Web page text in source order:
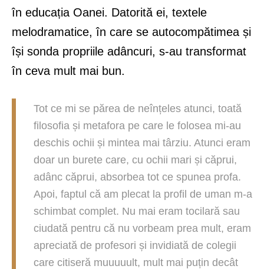
în educația Oanei. Datorită ei, textele
melodramatice, în care se autocompătimea și
își sonda propriile adâncuri, s-au transformat
în ceva mult mai bun.
Tot ce mi se părea de neînțeles atunci, toată
filosofia și metafora pe care le folosea mi-au
deschis ochii și mintea mai târziu. Atunci eram
doar un burete care, cu ochii mari și căprui,
adânc căprui, absorbea tot ce spunea profa.
Apoi, faptul că am plecat la profil de uman m-a
schimbat complet. Nu mai eram tocilară sau
ciudată pentru că nu vorbeam prea mult, eram
apreciată de profesori și invidiată de colegii
care citiseră muuuuult, mult mai puțin decât